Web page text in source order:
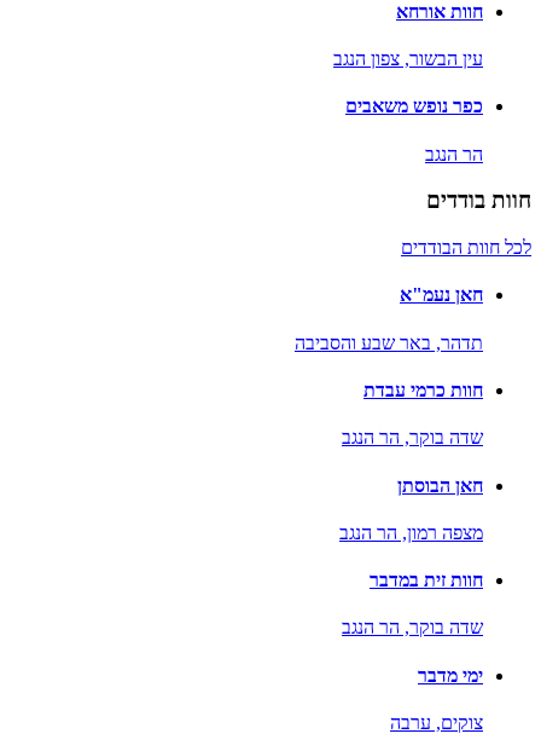
חוות אורחא
עין הבשור, צפון הנגב
כפר נופש משאבים
הר הנגב
חוות בודדים
לכל חוות הבודדים
חאן נעמ"א
תדהר, באר שבע והסביבה
חוות כרמי עבדת
שדה בוקר, הר הנגב
חאן הבוסתן
מצפה רמון, הר הנגב
חוות זית במדבר
שדה בוקר, הר הנגב
ימי מדבר
צוקים, ערבה